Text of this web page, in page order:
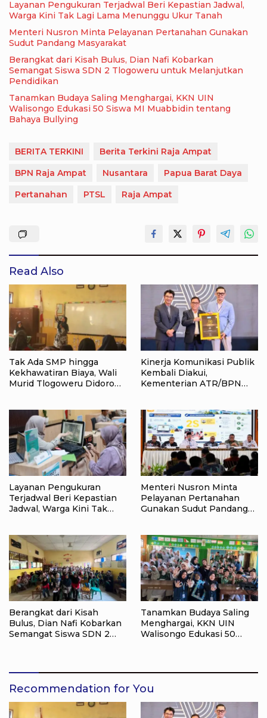
Layanan Pengukuran Terjadwal Beri Kepastian Jadwal,
Warga Kini Tak Lagi Lama Menunggu Ukur Tanah
Menteri Nusron Minta Pelayanan Pertanahan Gunakan
Sudut Pandang Masyarakat
Berangkat dari Kisah Bulus, Dian Nafi Kobarkan
Semangat Siswa SDN 2 Tlogoweru untuk Melanjutkan
Pendidikan
Tanamkan Budaya Saling Menghargai, KKN UIN
Walisongo Edukasi 50 Siswa MI Muabbidin tentang
Bahaya Bullying
BERITA TERKINI
Berita Terkini Raja Ampat
BPN Raja Ampat
Nusantara
Papua Barat Daya
Pertanahan
PTSL Raja Ampat
Read Also
Tak Ada SMP hingga
Kekhawatiran Biaya, Wali
Murid Tlogoweru Didorong
Kinerja Komunikasi Publik
Kembali Diakui,
Kementerian ATR/BPN
Layanan Pengukuran
Terjadwal Beri Kepastian
Jadwal, Warga Kini Tak
Menteri Nusron Minta
Pelayanan Pertanahan
Gunakan Sudut Pandang
Berangkat dari Kisah
Bulus, Dian Nafi Kobarkan
Semangat Siswa SDN 2
Tanamkan Budaya Saling
Menghargai, KKN UIN
Walisongo Edukasi 50
Recommendation for You